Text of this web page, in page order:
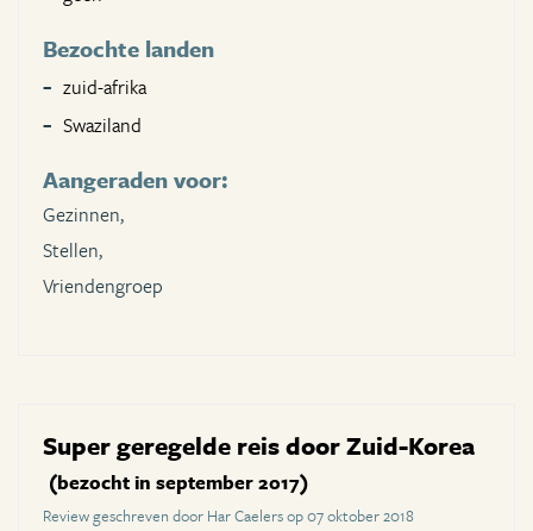
Bezochte landen
zuid-afrika
Swaziland
Aangeraden voor:
Gezinnen,
Stellen,
Vriendengroep
Super geregelde reis door Zuid-Korea
(bezocht in september 2017)
Review geschreven door Har Caelers op 07 oktober 2018